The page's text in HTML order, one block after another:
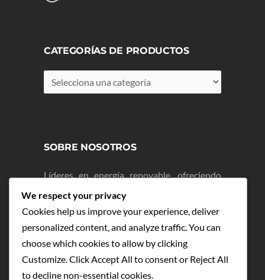
CATEGORÍAS DE PRODUCTOS
SOBRE NOSOTROS
Líderes en energía renovable, ofreciendo
soluciones innovadoras y sostenibles para
un mañana más brillante.
REDES SOCIALES
Facebook:¡Síguenos!
We respect your privacy
Cookies help us improve your experience, deliver
personalized content, and analyze traffic. You can
choose which cookies to allow by clicking
Customize . Click Accept All to consent or Reject All
to decline non-essential cookies.